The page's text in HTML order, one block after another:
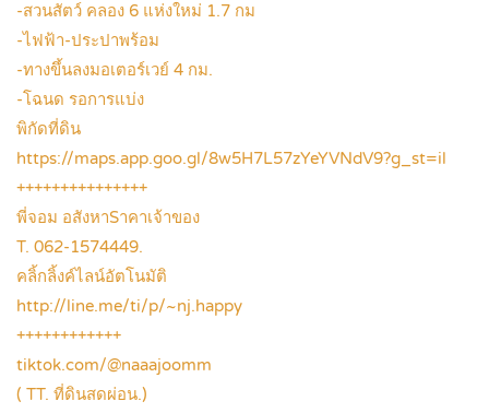
-สวนสัตว์ คลอง 6 แห่งใหม่ 1.7 กม
-ไฟฟ้า-ประปาพร้อม
-ทางขึ้นลงมอเตอร์เวย์ 4 กม.
-โฉนด รอการแบ่ง
พิกัดที่ดิน
https://maps.app.goo.gl/8w5H7L57zYeYVNdV9?g_st=il
+++++++++++++++
พี่จอม อสังหาSาคาเจ้าของ
T. 062-1574449.
คลิ้กลิ้งค์ไลน์อัตโนมัติ
http://line.me/ti/p/~nj.happy
++++++++++++
tiktok.com/@naaajoomm
( TT. ที่ดินสดผ่อน.)